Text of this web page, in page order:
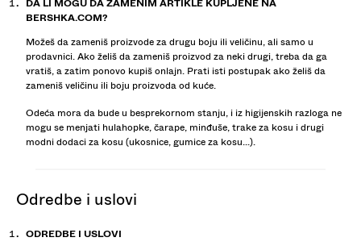
DA LI MOGU DA ZAMENIM ARTIKLE KUPLJENE NA
BERSHKA.COM?
Možeš da zameniš proizvode za drugu boju ili veličinu, ali samo u
prodavnici. Ako želiš da zameniš proizvod za neki drugi, treba da ga
vratiš, a zatim ponovo kupiš onlajn. Prati isti postupak ako želiš da
zameniš veličinu ili boju proizvoda od kuće.
Odeća mora da bude u besprekornom stanju, i iz higijenskih razloga ne
mogu se menjati hulahopke, čarape, minđuše, trake za kosu i drugi
modni dodaci za kosu (ukosnice, gumice za kosu...).
odredbe i uslovi
ODREDBE I USLOVI